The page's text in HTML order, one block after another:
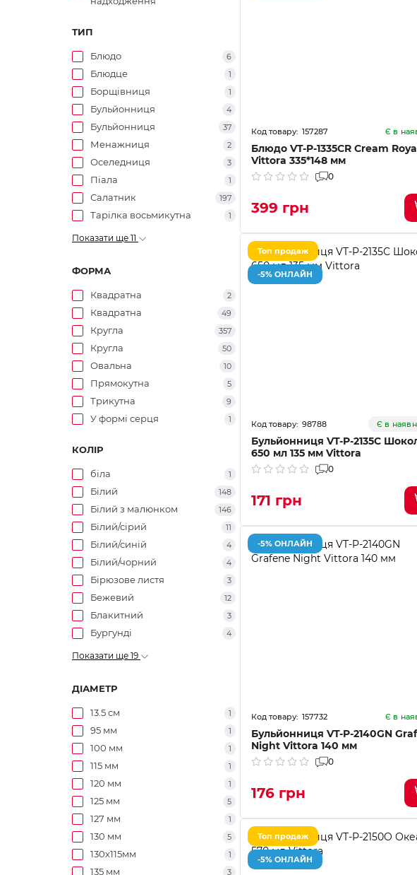
ТИП
Блюдо 6
Блюдце 1
Борщівниця 1
Бульйонниця 4
Бульйонниця 37
Менажниця 2
Оселедниця 3
Піала 1
Салатник 197
Тарілка восьмикутна 1
Показати ще 11
ФОРМА
Квадратна 2
Квадратна 49
Кругла 357
Кругла 50
Овальна 10
Прямокутна 5
Трикутна 9
У формі серця 1
КОЛІР
біла 1
Білий 148
Білий з малюнком 146
Білий/сірий 11
Білий/синій 4
Білий/чорний 4
Бірюзове листя 3
Бежевий 12
Блакитний 3
Бургунді 4
Показати ще 19
ДІАМЕТР
13.5 см 1
95 мм 1
100 мм 1
115 мм 1
120 мм 1
125 мм 5
127 мм 1
130 мм 5
130x115мм 1
135 мм 3
157287 Є в
Блюдо VT-P-1335CR Cream
Vittora 335*148 мм
0
399 грн
Топ продаж
-5% ОНЛАЙН
98788 Є в
Бульйонниця VT-P-2135С
650 мл 135 мм Vittora
0
171 грн
-5% ОНЛАЙН
157732 Є в
Бульйонниця VT-P-2140GN
Night Vittora 140 мм
0
176 грн
Топ продаж
-5% ОНЛАЙН